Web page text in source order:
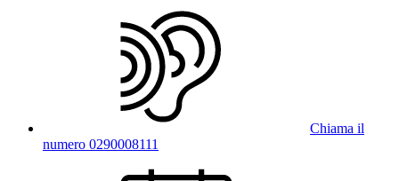
Chiama il
numero 0290008111